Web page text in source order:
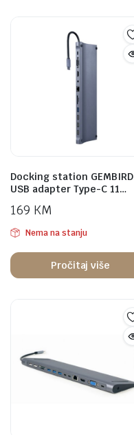
Docking station GEMBIRD
USB adapter Type-C 11…
169 KM
Nema na stanju
Pročitaj više